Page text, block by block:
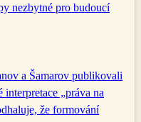
nezbytné pro budoucí
a Šamarov publikovali
„práva na
že formování